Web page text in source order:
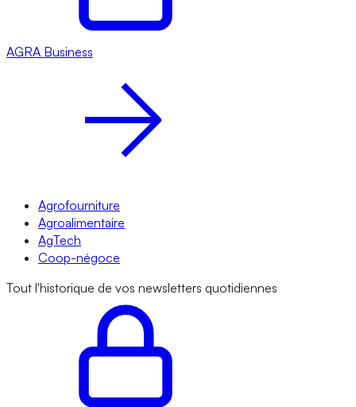
AGRA Business
Agrofourniture
Agroalimentaire
AgTech
Coop-négoce
Tout l'historique de vos newsletters quotidiennes